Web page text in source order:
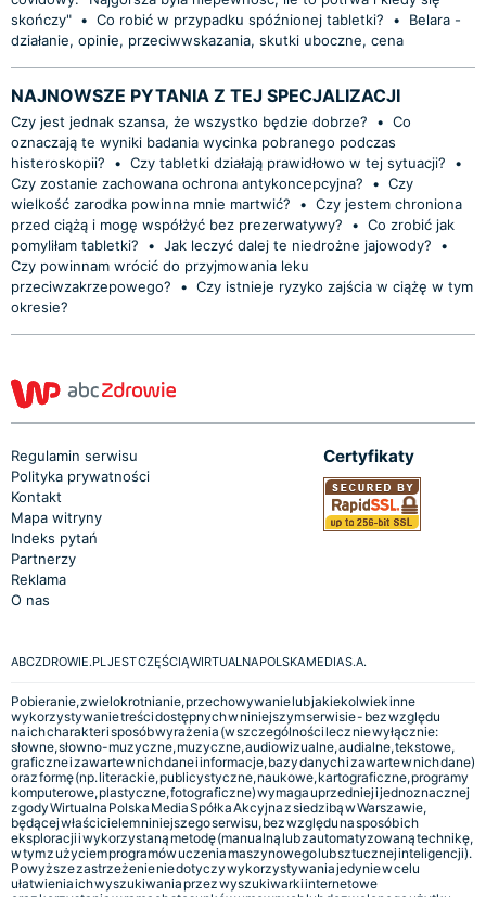
skończy" • Co robić w przypadku spóźnionej tabletki? •
Belara -
działanie, opinie, przeciwwskazania, skutki uboczne, cena
NAJNOWSZE PYTANIA Z TEJ SPECJALIZACJI
Czy jest jednak szansa, że wszystko będzie dobrze? • Co
oznaczają te wyniki badania wycinka pobranego podczas
histeroskopii?
• Czy tabletki działają prawidłowo w tej sytuacji?
•
Czy zostanie zachowana ochrona antykoncepcyjna?
• Czy
wielkość zarodka powinna mnie martwić?
• Czy jestem chroniona
przed ciążą i mogę współżyć bez prezerwatywy?
• Co zrobić jak
pomyliłam tabletki?
• Jak leczyć dalej te niedrożne jajowody?
•
Czy powinnam wrócić do przyjmowania leku
przeciwzakrzepowego?
• Czy istnieje ryzyko zajścia w ciążę w tym
okresie?
Regulamin serwisu
Polityka prywatności
Kontakt
Mapa witryny
Indeks pytań
Partnerzy
Reklama
O nas
Certyfikaty
ABCZDROWIE.PL JEST CZĘŚCIĄ WIRTUALNA POLSKA MEDIA S.A.
Pobieranie, zwielokrotnianie, przechowywanie lub jakiekolwiek inne
wykorzystywanie treści dostępnych w niniejszym serwisie - bez względu
na ich charakter i sposób wyrażenia (w szczególności lecz nie wyłącznie:
słowne, słowno-muzyczne, muzyczne, audiowizualne, audialne, tekstowe,
graficzne i zawarte w nich dane i informacje, bazy danych i zawarte w nich dane)
oraz formę (np. literackie, publicystyczne, naukowe, kartograficzne, programy
komputerowe, plastyczne, fotograficzne) wymaga uprzedniej i jednoznacznej
zgody Wirtualna Polska Media Spółka Akcyjna z siedzibą w Warszawie,
będącej właścicielem niniejszego serwisu, bez względu na sposób ich
eksploracji i wykorzystaną metodę (manualną lub zautomatyzowaną technikę,
w tym z użyciem programów uczenia maszynowego lub sztucznej inteligencji).
Powyższe zastrzeżenie nie dotyczy wykorzystywania jedynie w celu
ułatwienia ich wyszukiwania przez wyszukiwarki internetowe